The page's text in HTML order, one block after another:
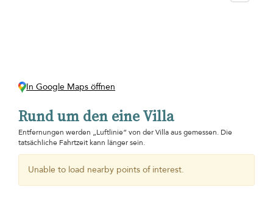
In Google Maps öffnen
Rund um den eine Villa
Entfernungen werden „Luftlinie“ von der Villa aus gemessen. Die
tatsächliche Fahrtzeit kann länger sein.
Unable to load nearby points of interest.